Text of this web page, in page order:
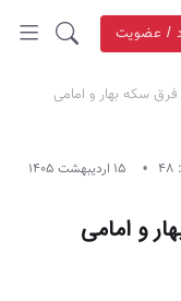
/ عضویت
سکه بهار و امامی
و امامی